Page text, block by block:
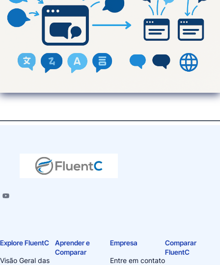
Explore FluentC
Visão Geral das
Aprender e
Comparar
Empresa
Entre em contato
Comparar
FluentC